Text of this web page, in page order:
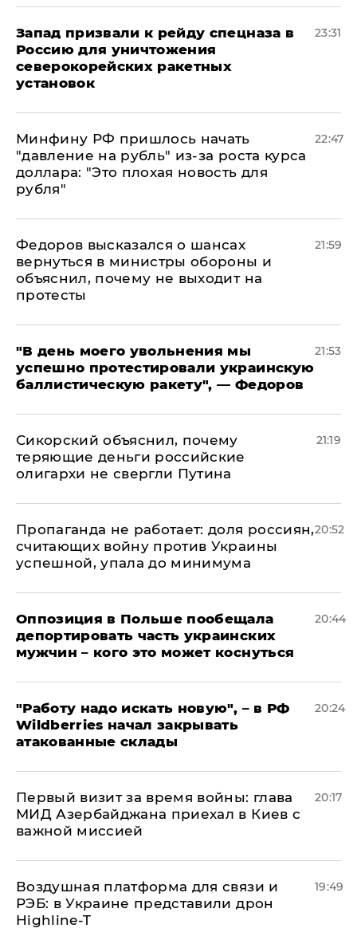
Запад призвали к рейду спецназа в
Россию для уничтожения
северокорейских ракетных
установок
23:31
Минфину РФ пришлось начать
"давление на рубль" из-за роста курса
доллара: "Это плохая новость для
рубля"
22:47
Федоров высказался о шансах
вернуться в министры обороны и
объяснил, почему не выходит на
протесты
21:59
​"В день моего увольнения мы
успешно протестировали украинскую
баллистическую ракету", — Федоров
21:53
Сикорский объяснил, почему
теряющие деньги российские
олигархи не свергли Путина
21:19
​Пропаганда не работает: доля россиян,
считающих войну против Украины
успешной, упала до минимума
20:52
Оппозиция в Польше пообещала
депортировать часть украинских
мужчин – кого это может коснуться
20:44
"Работу надо искать новую", – в РФ
Wildberries начал закрывать
атакованные склады
20:24
Первый визит за время войны: глава
МИД Азербайджана приехал в Киев с
важной миссией
20:17
Воздушная платформа для связи и
РЭБ: в Украине представили дрон
Highline-T
19:49